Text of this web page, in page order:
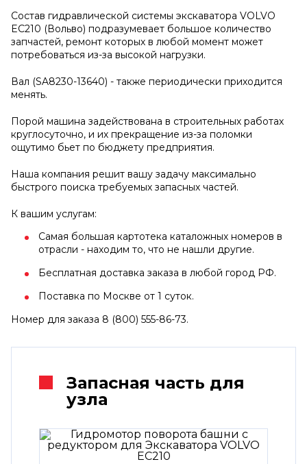
Состав гидравлической системы экскаватора VOLVO
EC210 (Вольво) подразумевает большое количество
запчастей, ремонт которых в любой момент может
потребоваться из-за высокой нагрузки.
Вал (SA8230-13640) - также периодически приходится
менять.
Порой машина задействована в строительных работах
круглосуточно, и их прекращение из-за поломки
ощутимо бьет по бюджету предприятия.
Наша компания решит вашу задачу максимально
быстрого поиска требуемых запасных частей.
К вашим услугам:
Самая большая картотека каталожных номеров в
отрасли - находим то, что не нашли другие.
Бесплатная доставка заказа в любой город РФ.
Поставка по Москве от 1 суток.
Номер для заказа 8 (800) 555-86-73.
Запасная часть для
узла